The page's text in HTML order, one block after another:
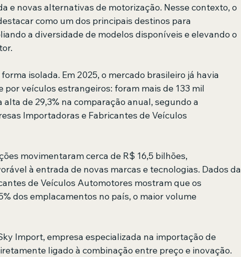
e novas alternativas de motorização. Nesse contexto, o
como um dos principais destinos para
a diversidade de modelos disponíveis e elevando o
isolada. Em 2025, o mercado brasileiro já havia
veículos estrangeiros: foram mais de 133 mil
de 29,3% na comparação anual, segundo a
Importadoras e Fabricantes de Veículos
movimentaram cerca de R$ 16,5 bilhões,
à entrada de novas marcas e tecnologias. Dados da
de Veículos Automotores mostram que os
dos emplacamentos no país, o maior volume
Import, empresa especializada na importação de
ligado à combinação entre preço e inovação.